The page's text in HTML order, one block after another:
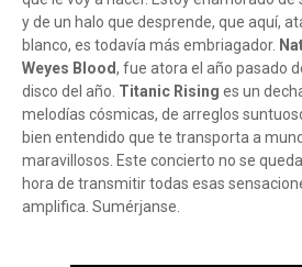
y de un halo que desprende, que aquí,
blanco, es todavía más embriagador.
Weyes Blood, fue atora el año pasado
disco del año. Titanic Rising es un
melodías cósmicas, de arreglos
bien entendido que te transporta a
maravillosos. Este concierto no se
hora de transmitir todas esas
amplifica. Sumérjanse.